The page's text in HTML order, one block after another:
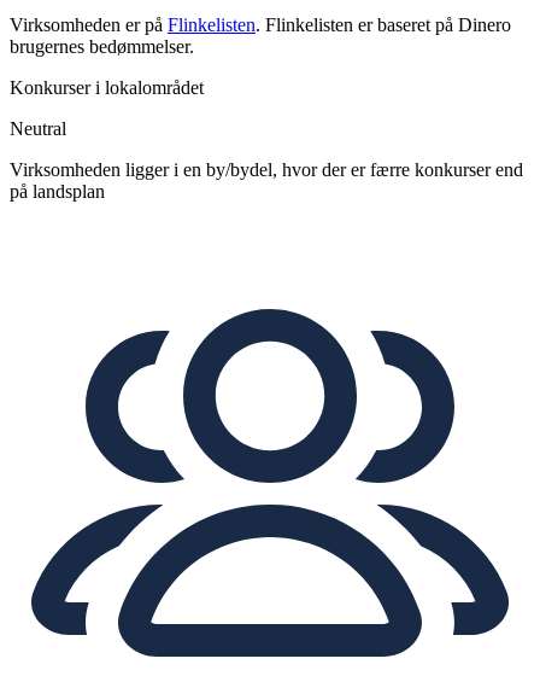
Virksomheden er på Flinkelisten. Flinkelisten er baseret på Dinero
brugernes bedømmelser.
Konkurser i lokalområdet
Neutral
Virksomheden ligger i en by/bydel, hvor der er færre konkurser end
på landsplan